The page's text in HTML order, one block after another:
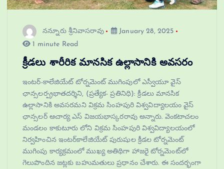
నన్నూరు శ్రీనివాసరావు
January 28, 2025
1 minute Read
క్రీడలు శారీరిక మానసిక ఉల్లాసానికి అవసరం
ఇంటర్‌-కాలేజియేట్ టోర్నమెంట్ ముగింపులో ఎస్వీయూ వైస్
ఛాన్సలర్ప్రభాతదర్శిని, (ప్రత్యేక- ప్రతినిధి): క్రీడలు మానసిక
ఉల్లాసానికి అవసరమని విక్రమ సింహపురి విశ్వవిద్యాలయం వైస్
ఛాన్సలర్ ఆచార్య ఎస్ విజయభాస్కరరావు అన్నారు. వెంకటాచలం
మండలం కాకుటూరు లోని విక్రమ సింహపురి విశ్వవిద్యాలయంలో
నిర్వహించిన ఇంటర్‌కాలేజియేట్ పురుషుల క్రీడల టోర్నమెంట్
ముగింపు కార్యక్రమంలో ముఖ్య అతిథిగా హాజరై టోర్నమెంట్‌లో
గెలుపొందిన జట్లకు బహుమతులు ప్రధానం చేశారు. ఈ సందర్భంగా